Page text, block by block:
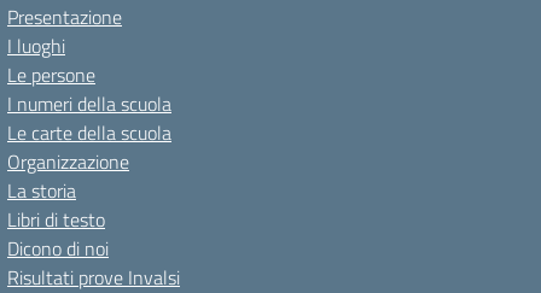
Presentazione
I luoghi
Le persone
I numeri della scuola
Le carte della scuola
Organizzazione
La storia
Libri di testo
Dicono di noi
Risultati prove Invalsi